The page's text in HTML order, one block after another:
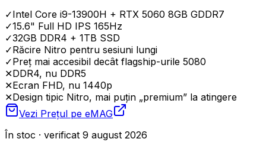
✓Intel Core i9-13900H + RTX 5060 8GB GDDR7
✓15.6" Full HD IPS 165Hz
✓32GB DDR4 + 1TB SSD
✓Răcire Nitro pentru sesiuni lungi
✓Preț mai accesibil decât flagship-urile 5080
✕DDR4, nu DDR5
✕Ecran FHD, nu 1440p
✕Design tipic Nitro, mai puțin „premium” la atingere
Vezi Prețul pe eMAG
În stoc · verificat 9 august 2026